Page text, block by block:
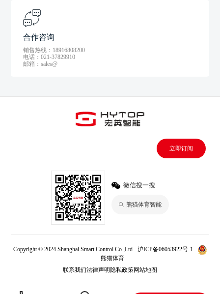
合作咨询
销售热线：18916808200
电话：021-37829910
邮箱：sales@
立即订阅
微信搜一搜
熊猫体育智能
Copyright © 2024 Shanghai Smart Control Co.,Ltd
沪ICP备06053922号-1
熊猫体育
联系我们法律声明 隐私政策网站地图